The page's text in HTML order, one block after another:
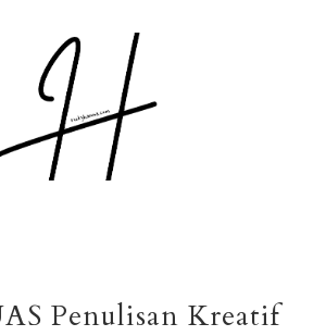
Penulisan Kreatif